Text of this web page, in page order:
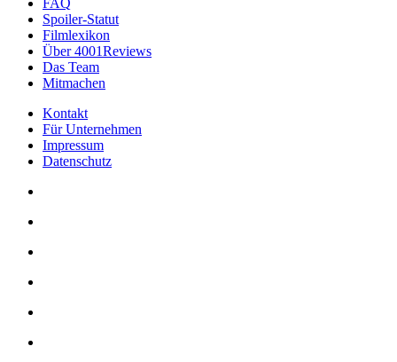
FAQ
Spoiler-Statut
Filmlexikon
Über 4001Reviews
Das Team
Mitmachen
Kontakt
Für Unternehmen
Impressum
Datenschutz